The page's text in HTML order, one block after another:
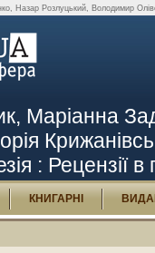
Назар Розлуцький, Володимир
Маріанна
: Рецензії в
КНИГАРНІ